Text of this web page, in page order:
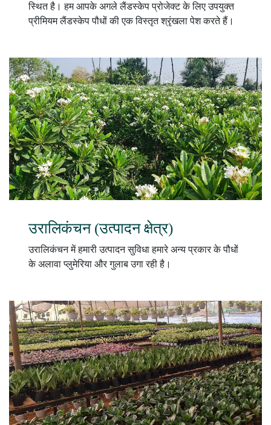
स्थित है। हम आपके अगले लैंडस्केप प्रोजेक्ट के लिए उपयुक्त
प्रीमियम लैंडस्केप पौधों की एक विस्तृत श्रृंखला पेश करते हैं।
उरालिकंचन (उत्पादन क्षेत्र)
उरालिकंचन में हमारी उत्पादन सुविधा हमारे अन्य प्रकार के पौधों
के अलावा प्लुमेरिया और गुलाब उगा रही है।